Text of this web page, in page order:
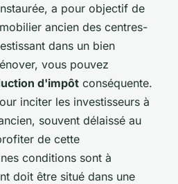
a pour objectif de
ancien des centres-
dans un bien
vous pouvez
d'impôt conséquente.
inciter les investisseurs à
souvent délaissé au
de cette
conditions sont à
doit être situé dans une